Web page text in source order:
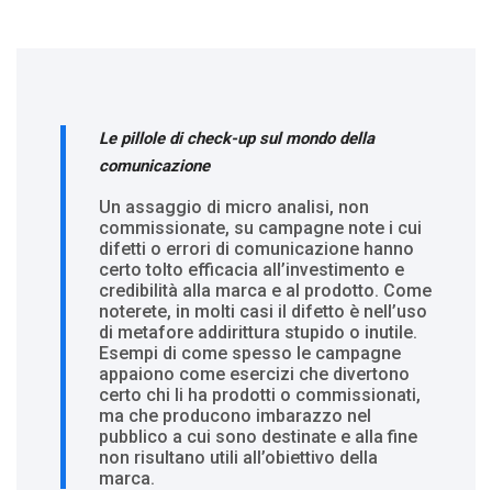
Le pillole di check-up sul mondo della
comunicazione
Un assaggio di micro analisi, non
commissionate, su campagne note i cui
difetti o errori di comunicazione hanno
certo tolto efficacia all’investimento e
credibilità alla marca e al prodotto. Come
noterete, in molti casi il difetto è nell’uso
di metafore addirittura stupido o inutile.
Esempi di come spesso le campagne
appaiono come esercizi che divertono
certo chi li ha prodotti o commissionati,
ma che producono imbarazzo nel
pubblico a cui sono destinate e alla fine
non risultano utili all’obiettivo della
marca.